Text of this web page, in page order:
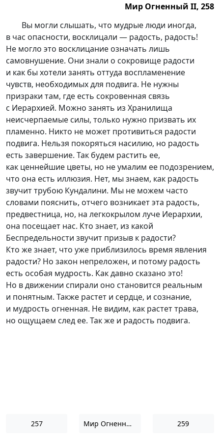
Мир Огненный II, 258
Мир Огненный II, 258.
Вы могли слышать, что мудрые люди иногда,
в час опасности, восклицали — радость, радость!
Не могло это восклицание означать лишь
самовнушение. Они знали о сокровище радости
и как бы хотели занять оттуда воспламенение
чувств, необходимых для подвига. Не нужны
призраки там, где есть сокровенная связь
с Иерархией. Можно занять из Хранилища
неисчерпаемые силы, только нужно призвать их
пламенно. Никто не может противиться радости
подвига. Нельзя покоряться насилию, но радость
есть завершение. Так будем растить ее,
как ценнейшие цветы, но не умалим ее подозрением,
что она есть иллюзия. Нет, мы знаем, как радость
звучит трубою Кундалини. Мы не можем часто
словами пояснить, отчего возникает эта радость,
предвестница, но, на легкокрылом луче Иерархии,
она посещает нас. Кто знает, из какой
Беспредельности звучит призыв к радости?
Кто же знает, что уже приблизилось время явления
радости? Но закон непреложен, и потому радость
есть особая мудрость. Как давно сказано это!
Но в движении спирали оно становится реальным
и понятным. Также растет и сердце, и сознание,
и мудрость огненная. Не видим, как растет трава,
но ощущаем след ее. Так же и радость подвига.
257 Мир Огненный II 259